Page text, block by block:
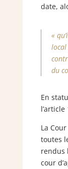
date,
«
du
En
La
toutes
rendus
cour